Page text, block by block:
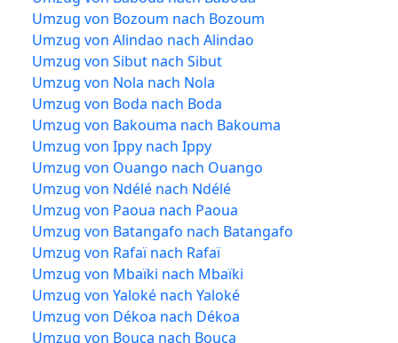
Umzug von Bozoum nach Bozoum
Umzug von Alindao nach Alindao
Umzug von Sibut nach Sibut
Umzug von Nola nach Nola
Umzug von Boda nach Boda
Umzug von Bakouma nach Bakouma
Umzug von Ippy nach Ippy
Umzug von Ouango nach Ouango
Umzug von Ndélé nach Ndélé
Umzug von Paoua nach Paoua
Umzug von Batangafo nach Batangafo
Umzug von Rafaï nach Rafaï
Umzug von Mbaïki nach Mbaïki
Umzug von Yaloké nach Yaloké
Umzug von Dékoa nach Dékoa
Umzug von Bouca nach Bouca